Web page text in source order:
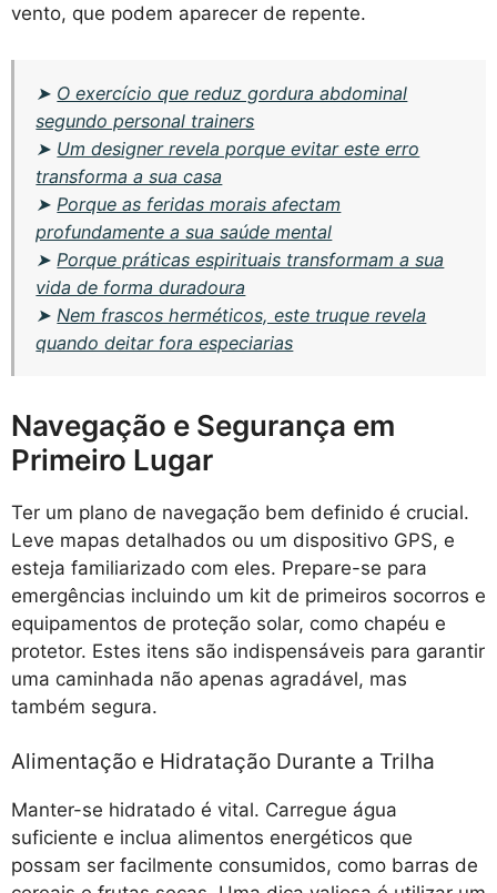
vento, que podem aparecer de repente.
➤ O exercício que reduz gordura abdominal
segundo personal trainers
➤ Um designer revela porque evitar este erro
transforma a sua casa
➤ Porque as feridas morais afectam
profundamente a sua saúde mental
➤ Porque práticas espirituais transformam a sua
vida de forma duradoura
➤ Nem frascos herméticos, este truque revela
quando deitar fora especiarias
Navegação e Segurança em
Primeiro Lugar
Ter um plano de navegação bem definido é crucial.
Leve mapas detalhados ou um dispositivo GPS, e
esteja familiarizado com eles. Prepare-se para
emergências incluindo um kit de primeiros socorros e
equipamentos de proteção solar, como chapéu e
protetor. Estes itens são indispensáveis para garantir
uma caminhada não apenas agradável, mas
também segura.
Alimentação e Hidratação Durante a Trilha
Manter-se hidratado é vital. Carregue água
suficiente e inclua alimentos energéticos que
possam ser facilmente consumidos, como barras de